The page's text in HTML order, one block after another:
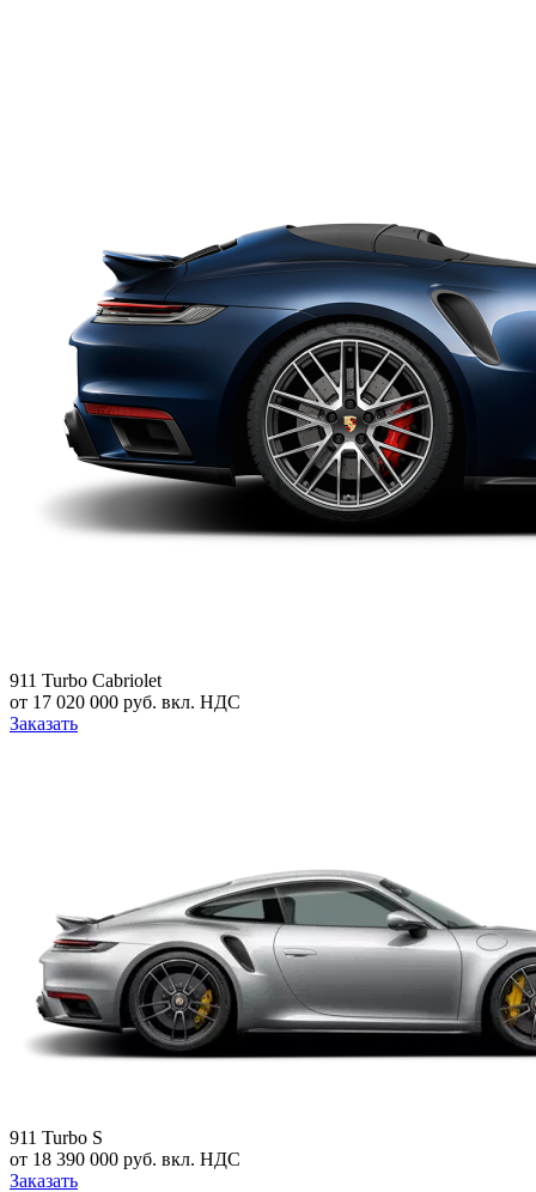
911 Turbo Cabriolet
от 17 020 000 руб. вкл. НДС
Заказать
911 Turbo S
от 18 390 000 руб. вкл. НДС
Заказать